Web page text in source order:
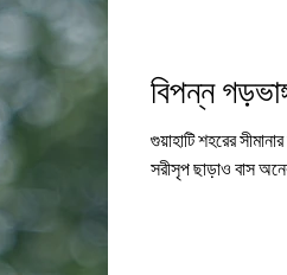
বিপন্ন
গুয়াহাটি শহরের
সরীসৃপ ছাড়াও বাস